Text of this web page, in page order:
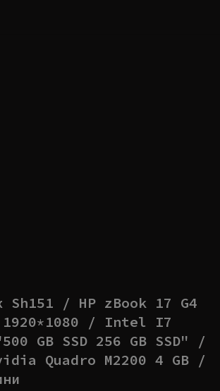
Sh151 / HP zBook 17 G4
/ Intel I7
GB SSD 256 GB SSD" /
Quadro M2200 4 GB /